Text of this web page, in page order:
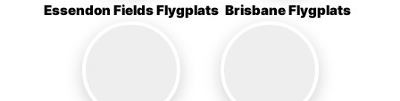
Essendon Fields Flygplats Brisbane Flygplats